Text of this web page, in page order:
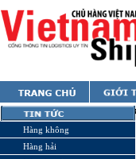
Hàng không
Hàng hải